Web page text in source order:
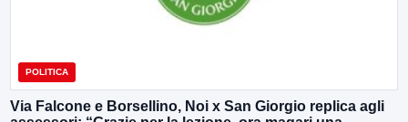
POLITICA
Via Falcone e Borsellino, Noi x San Giorgio replica agli